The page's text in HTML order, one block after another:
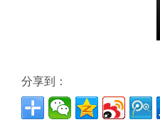
分享到：